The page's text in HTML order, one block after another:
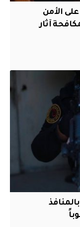
الأمن
آثار
ضبط بالمنافذ